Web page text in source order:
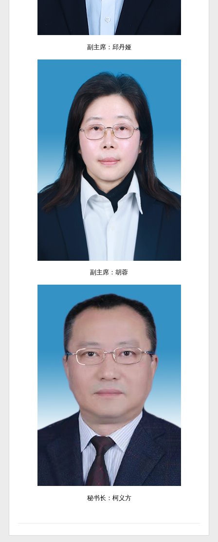
副主席：邱丹娅
副主席：胡蓉
秘书长：柯义方